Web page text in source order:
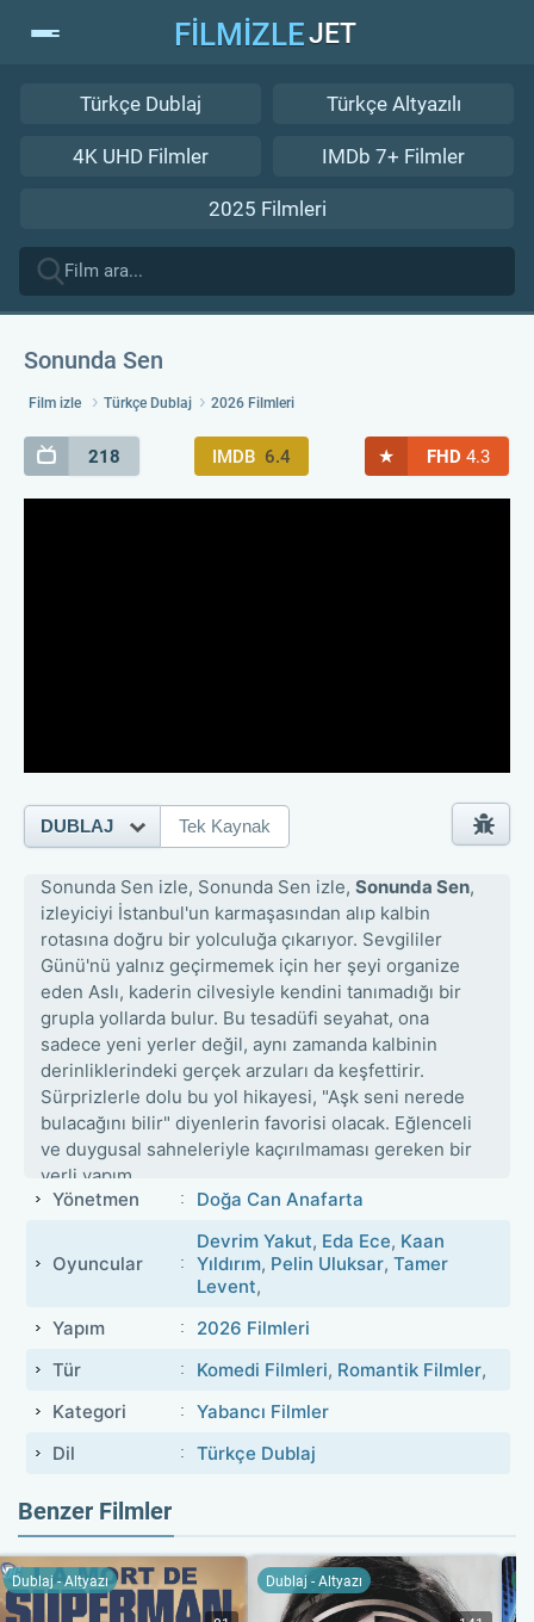
FİLMİZLEJET
Türkçe Dublaj Türkçe Altyazılı
4K UHD Filmler IMDb 7+ Filmler
2025 Filmleri
Sonunda Sen
Film izle Türkçe Dublaj 2026 Filmleri
218 IMDB 6.4 ★ FHD 4.3
Sonunda Sen izle, Sonunda Sen izle, Sonunda Sen,
izleyiciyi İstanbul'un karmaşasından alıp kalbin
rotasına doğru bir yolculuğa çıkarıyor. Sevgililer
Günü'nü yalnız geçirmemek için her şeyi organize
eden Aslı, kaderin cilvesiyle kendini tanımadığı bir
grupla yollarda bulur. Bu tesadüfi seyahat, ona
sadece yeni yerler değil, aynı zamanda kalbinin
derinliklerindeki gerçek arzuları da keşfettirir.
Sürprizlerle dolu bu yol hikayesi, "Aşk seni nerede
bulacağını bilir" diyenlerin favorisi olacak. Eğlenceli
ve duygusal sahneleriyle kaçırılmaması gereken bir
yerli yapım.
Yönetmen
Doğa Can Anafarta
Oyuncular
Devrim Yakut, Eda Ece, Kaan
Yıldırım, Pelin Uluksar, Tamer
Levent,
Yapım
2026 Filmleri
Tür
Komedi Filmleri, Romantik Filmler,
Kategori
Yabancı Filmler
Dil
Türkçe Dublaj
DUBLAJ Tek Kaynak
Benzer Filmler
Dublaj - Altyazı Dublaj - Altyazı